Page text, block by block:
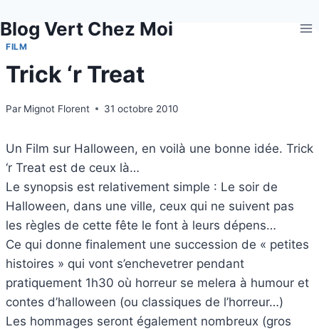
au
contenu
Blog Vert Chez Moi
FILM
Trick ‘r Treat
Par Mignot Florent 31 octobre 2010
Un Film sur Halloween, en voilà une bonne idée. Trick
‘r Treat est de ceux là…
Le synopsis est relativement simple : Le soir de
Halloween, dans une ville, ceux qui ne suivent pas
les règles de cette fête le font à leurs dépens…
Ce qui donne finalement une succession de « petites
histoires » qui vont s’enchevetrer pendant
pratiquement 1h30 où horreur se melera à humour et
contes d’halloween (ou classiques de l’horreur…)
Les hommages seront également nombreux (gros